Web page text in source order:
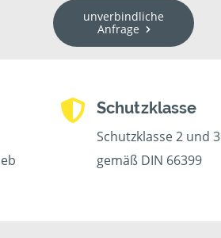
unverbindliche
Anfrage
Schutzklasse
Schutzklasse 2 und 3
gemäß DIN 66399